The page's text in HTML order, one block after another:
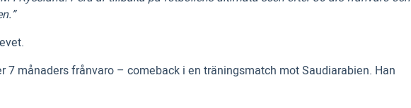
månaders frånvaro – comeback i en träningsmatch mot Saudiarabien. Han